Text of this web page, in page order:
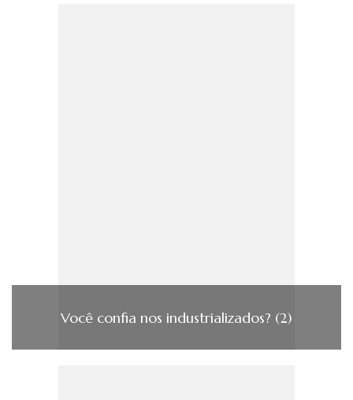
Você confia nos industrializados? (2)